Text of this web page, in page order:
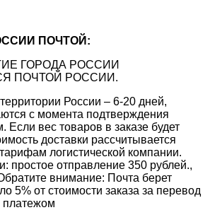
ПОЧТОЙ:
ГОРОДА РОССИИ
ПОЧТОЙ РОССИИ.
России – 6-20 дней,
с момента подтверждения
Если вес товаров в заказе будет
доставки рассчитывается
логистической компании.
простое отправление 350 рублей.,
внимание: Почта берет
5% от стоимости заказа за перевод